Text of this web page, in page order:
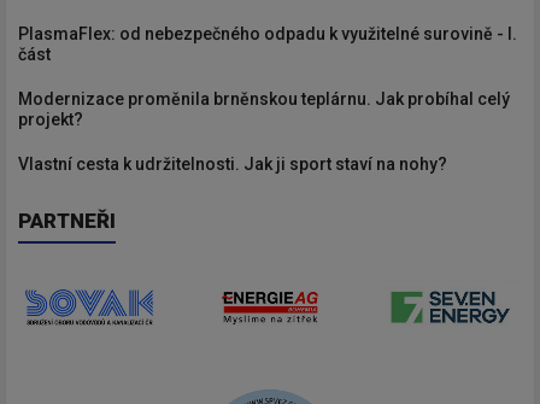
PlasmaFlex: od nebezpečného odpadu k využitelné surovině - I.
část
Modernizace proměnila brněnskou teplárnu. Jak probíhal celý
projekt?
Vlastní cesta k udržitelnosti. Jak ji sport staví na nohy?
PARTNEŘI